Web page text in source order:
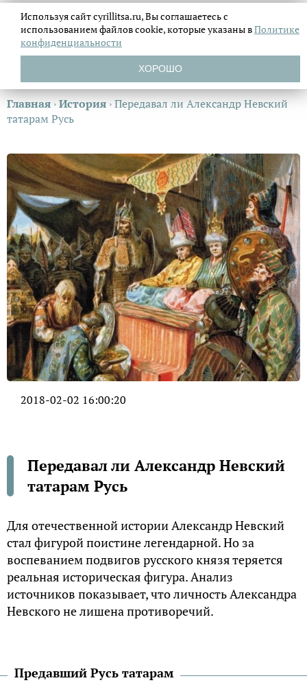
Главная ›История ›Передавал ли Александр Невский
татарам Русь
2018-02-02 16:00:20
Передавал ли Александр Невский
татарам Русь
Для отечественной истории Александр Невский
стал фигурой поистине легендарной. Но за
воспеванием подвигов русского князя теряется
реальная историческая фигура. Анализ
источников показывает, что личность Александра
Невского не лишена противоречий.
Предавший Русь татарам
Используя сайт cyrillitsa.ru, Вы соглашаетесь с
использованием файловcookie, которые указаны вПолитике
конфиденциальности
ХОРОШО